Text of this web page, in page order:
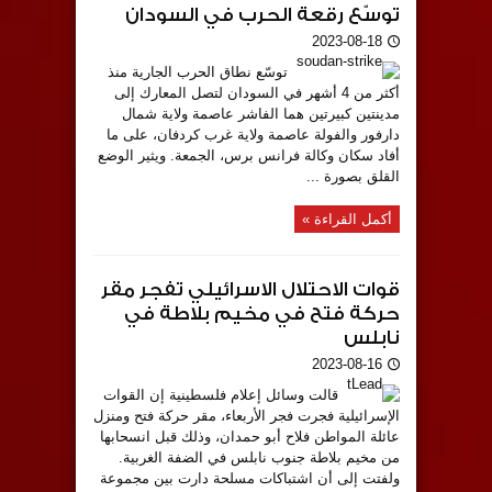
توسّع رقعة الحرب في السودان
2023-08-18
توسّع نطاق الحرب الجارية منذ
أكثر من 4 أشهر في السودان لتصل المعارك إلى
مدينتين كبيرتين هما الفاشر عاصمة ولاية شمال
دارفور والفولة عاصمة ولاية غرب كردفان، على ما
أفاد سكان وكالة فرانس برس، الجمعة. ويثير الوضع
القلق بصورة ...
أكمل القراءة »
قوات الاحتلال الاسرائيلي تفجر مقر
حركة فتح في مخيم بلاطة في
نابلس
2023-08-16
قالت وسائل إعلام فلسطينية إن القوات
الإسرائيلية فجرت فجر الأربعاء، مقر حركة فتح ومنزل
عائلة المواطن فلاح أبو حمدان، وذلك قبل انسحابها
من مخيم بلاطة جنوب نابلس في الضفة الغربية.
ولفتت إلى أن اشتباكات مسلحة دارت بين مجموعة